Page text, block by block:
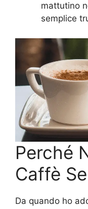
mattutino
semplice
Perché
Caffè
Da quando ho